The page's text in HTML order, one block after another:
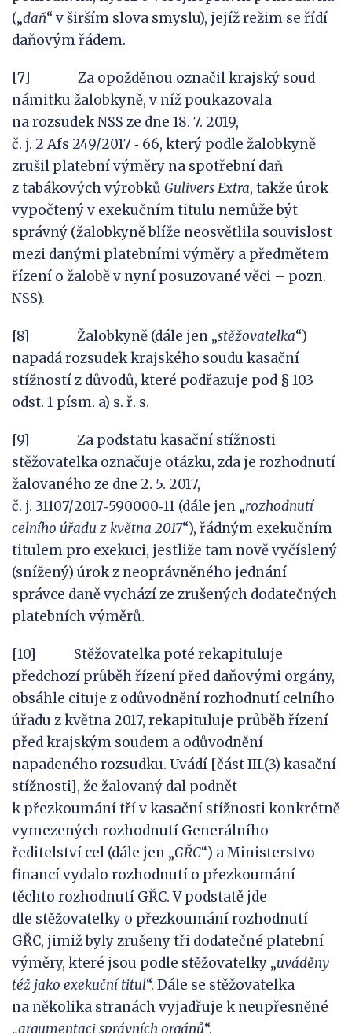
(„daň“ v širším slova smyslu), jejíž režim se řídí
daňovým řádem.
[7] Za opožděnou označil krajský soud
námitku žalobkyně, v níž poukazovala
na rozsudek NSS ze dne 18. 7. 2019,
č. j. 2 Afs 249/2017 ‑ 66, který podle žalobkyně
zrušil platební výměry na spotřební daň
z tabákových výrobků Gulivers Extra, takže úrok
vypočtený v exekučním titulu nemůže být
správný (žalobkyně blíže neosvětlila souvislost
mezi danými platebními výměry a předmětem
řízení o žalobě v nyní posuzované věci – pozn.
NSS).
[8] Žalobkyně (dále jen „stěžovatelka“)
napadá rozsudek krajského soudu kasační
stížností z důvodů, které podřazuje pod § 103
odst. 1 písm. a) s. ř. s.
[9] Za podstatu kasační stížnosti
stěžovatelka označuje otázku, zda je rozhodnutí
žalovaného ze dne 2. 5. 2017,
č. j. 31107/2017‑590000‑11 (dále jen „rozhodnutí
celního úřadu zkvětna 2017“), řádným exekučním
titulem pro exekuci, jestliže tam nově vyčíslený
(snížený) úrok z neoprávněného jednání
správce daně vychází ze zrušených dodatečných
platebních výměrů.
[10] Stěžovatelka poté rekapituluje
předchozí průběh řízení před daňovými orgány,
obsáhle cituje z odůvodnění rozhodnutí celního
úřadu z května 2017, rekapituluje průběh řízení
před krajským soudem a odůvodnění
napadeného rozsudku. Uvádí [část III.(3) kasační
stížnosti], že žalovaný dal podnět
k přezkoumání tří v kasační stížnosti konkrétně
vymezených rozhodnutí Generálního
ředitelství cel (dále jen „GŘC“) a Ministerstvo
financí vydalo rozhodnutí o přezkoumání
těchto rozhodnutí GŘC. V podstatě jde
dle stěžovatelky o přezkoumání rozhodnutí
GŘC, jimiž byly zrušeny tři dodatečné platební
výměry, které jsou podle stěžovatelky „uváděny
též jako exekuční titul“. Dále se stěžovatelka
na několika stranách vyjadřuje k neupřesněné
„argumentaci správních orgánů“.